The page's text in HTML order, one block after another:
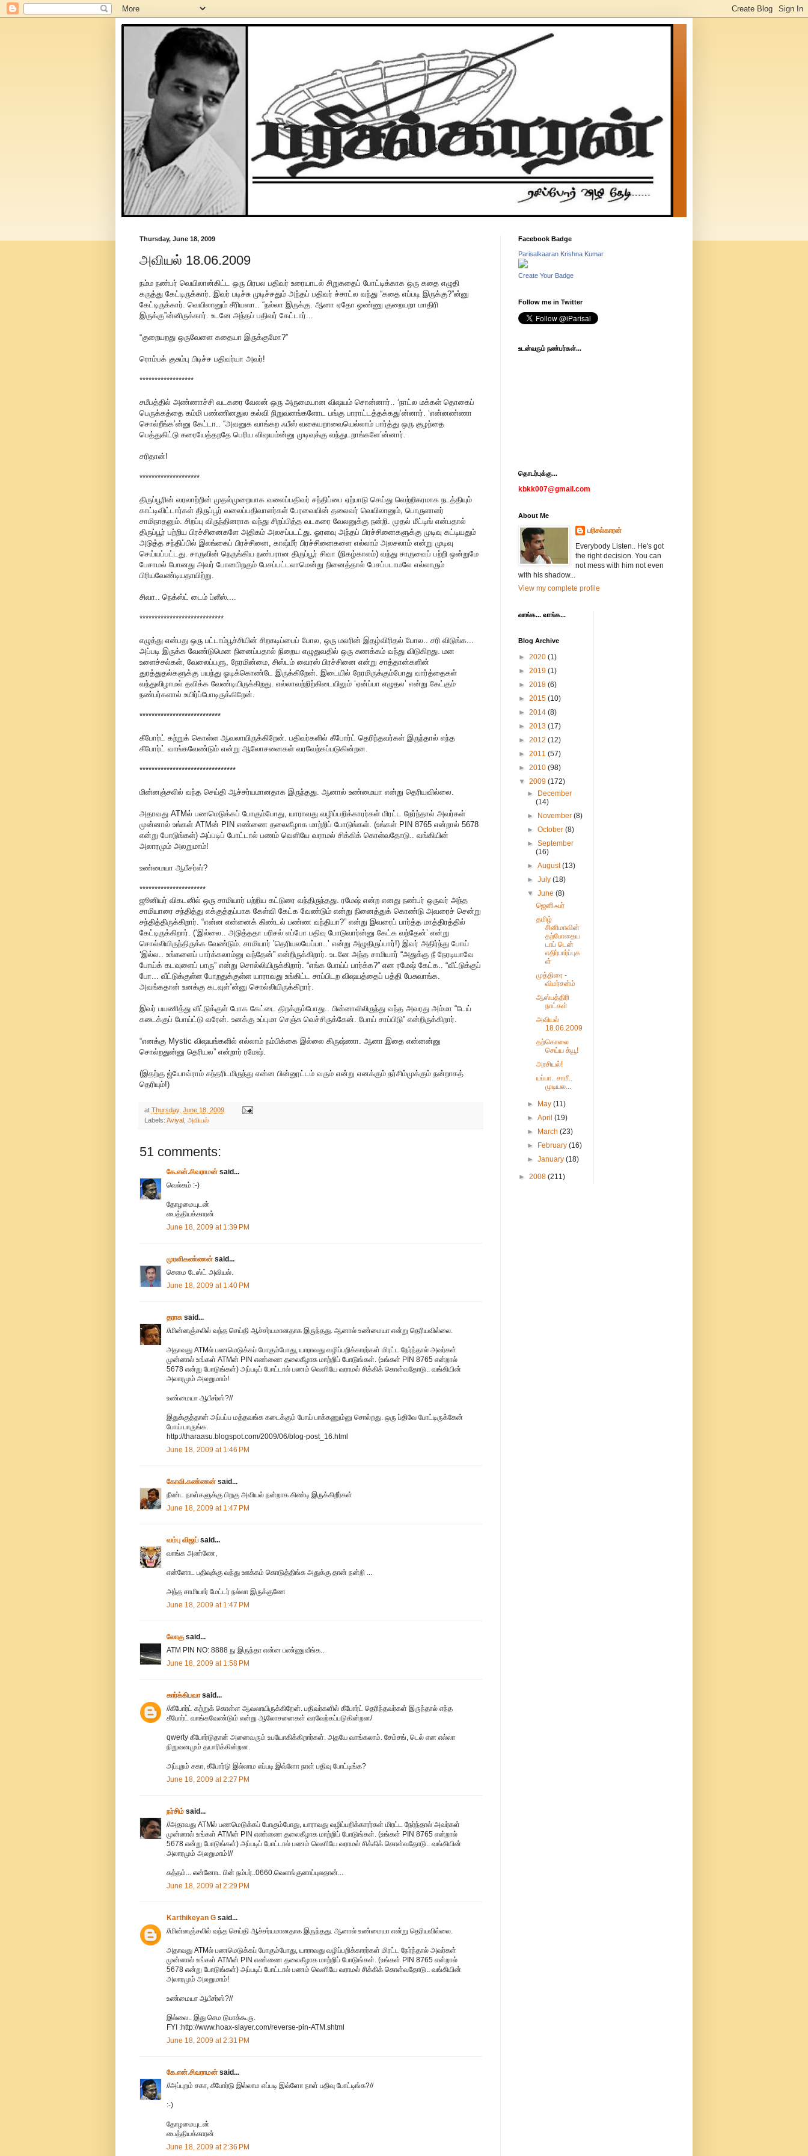
Thursday, June 18, 2009
அவியல் 18.06.2009
நம்ம நண்பர் வெயிலான்கிட்ட ஒரு பிரபல பதிவர் உரையாடல் சிறுகதைப் போட்டிக்காக ஒரு கதை எழுதி
கருத்து கேட்டிருக்கார். இவர் படிச்சு முடிச்சதும் அந்தப் பதிவர் ச்சாட்ல வந்து “கதை எப்படி இருக்கு?”ன்னு
கேட்டிருக்கார். வெயிலானும் சீரியஸா.. “நல்லா இருக்கு. ஆனா ஏதோ ஒண்ணு குறையறா மாதிரி
இருக்கு”ன்னிருக்கார். உடனே அந்தப் பதிவர் கேட்டார்...
“குறையறது ஒருவேளை கதையா இருக்குமோ?”
ரொம்பக் குசும்பு பிடிச்ச பதிவர்யா அவர்!
******************
சமீபத்தில் அண்ணாச்சி வடகரை வேலன் ஒரு அருமையான விஷயம் சொன்னார்.. ‘நாட்ல மக்கள் தொகைப்
பெருக்கத்தை கம்மி பண்ணினதுல கல்வி நிறுவனங்களோட பங்கு பாராட்டத்தக்கது’ன்னார். ‘என்னண்ணா
சொல்றீங்க’ன்னு கேட்டா.. “அவனுக வாங்கற ஃபீஸ் வகையறாவையெல்லாம் பார்த்து ஒரு குழந்தை
பெத்துகிட்டு கரையேத்தறதே பெரிய விஷயம்ன்னு முடிவுக்கு வந்துடறாங்களே’ன்னார்.
சரிதான்!
********************
திருப்பூரின் வரலாற்றின் முதல்முறையாக வலைப்பதிவர் சந்திப்பை ஏற்பாடு செய்து வெற்றிகரமாக நடத்தியும்
காட்டிவிட்டார்கள் திருப்பூர் வலைப்பதிவாளர்கள் பேரவையின் தலைவர் வெயிலானும், பொருளாளர்
சாமிநாதனும். சிறப்பு விருந்தினராக வந்து சிறப்பித்த வடகரை வேலனுக்கு நன்றி. முதல் மீட்டிங் என்பதால்
திருப்பூர் பற்றிய பிரச்சினைகளே அதிகம் அலசப்படட்து. ஓரளவு அந்தப் பிரச்சினைகளுக்கு முடிவு கட்டியதும்
அடுத்த சந்திப்பில் இலங்கைப் பிரச்சினை, காஷ்மீர் பிரச்சினைகளை எல்லாம் அலசலாம் என்று முடிவு
செய்யப்பட்டது. சாருவின் நெருங்கிய நண்பரான திருப்பூர் சிவா (நிகழ்காலம்) வந்து சாருவைப் பற்றி ஒன்றுமே
பேசாமல் போனது அவர் போனபிறகும் பேசப்பட்டலாமென்று நினைத்தால் பேசப்படாமலே எல்லாரும்
பிரியவேண்டியதாயிற்று.
சிவா.. நெக்ஸ்ட் டைம் ப்ளீஸ்....
****************************
எழுத்து என்பது ஒரு பட்டாம்பூச்சியின் சிறகடிப்பைப் போல, ஒரு மலரின் இதழ்விரிதல் போல.. சரி விடுங்க...
அப்படி இருக்க வேண்டுமென நினைப்பதால் நிறைய எழுதுவதில் ஒரு சுணக்கம் வந்து விடுகிறது. மன
உளைச்சல்கள், வேலைப்பளு, நேரமின்மை, சிஸ்டம் வைரஸ் பிரச்சினை என்று சாத்தான்களின்
துரத்துதல்களுக்கு பயந்து ஓடிக்கொண்டே இருக்கிறேன். இடையில் நேரமிருக்கும்போது வார்த்தைகள்
வந்துவிழாமல் தவிக்க வேண்டியிருக்கிறது. எல்லாவற்றிற்கிடையிலும் ‘ஏன்ப்பா எழுதல’ என்று கேட்கும்
நண்பர்களால் உயிர்ப்போடிருக்கிறேன்.
***************************
கீபோர்ட் கற்றுக் கொள்ள ஆவலாயிருக்கிறேன். பதிவர்களில் கீபோர்ட் தெரிந்தவர்கள் இருந்தால் எந்த
கீபோர்ட் வாங்கவேண்டும் என்று ஆலோசனைகள் வரவேற்கப்படுகின்றன.
********************************
மின்னஞ்சலில் வந்த செய்தி ஆச்சர்யமானதாக இருந்தது. ஆனால் உண்மையா என்று தெரியவில்லை.
அதாவது ATMல் பணமெடுக்கப் போகும்போது, யாராவது வழிப்பறிக்காரர்கள் மிரட்ட நேர்ந்தால் அவர்கள்
முன்னால் உங்கள் ATMன் PIN எண்ணை தலைகீழாக மாற்றிப் போடுங்கள். (உங்கள் PIN 8765 என்றால் 5678
என்று போடுங்கள்) அப்படிப் போட்டால் பணம் வெளியே வராமல் சிக்கிக் கொள்வதோடு.. வங்கியின்
அலாரமும் அலறுமாம்!
உண்மையா ஆபீசர்ஸ்?
**********************
ஜூனியர் விகடனில் ஒரு சாமியார் பற்றிய கட்டுரை வந்திருந்தது. ரமேஷ் என்ற எனது நண்பர் ஒருவர் அந்த
சாமியாரை சந்தித்து எக்குத்தப்பாக கேள்வி கேட்க வேண்டும் என்று நினைத்துக் கொண்டு அவரைச் சென்று
சந்தித்திருக்கிறார். “என்ன என்னைக் கிண்டல் பண்ண வந்தியா?” என்று இவரைப் பார்த்த மாத்திரத்தில்
கேட்டிருக்கிறார். (‘இல்லை.. அடுத்ததா பரிசல் எப்போ பதிவு போடுவார்ன்னு கேட்க வந்தேன்’ என்று
சொல்லியிருந்திருக்க வேண்டும். சாமியார் ’தெரியலயேப்பா..’ என்று அழுதிருப்பார்!) இவர் அதிர்ந்து போய்
‘இல்ல.. உங்களைப் பார்க்கலாம்னு வந்தேன்” என்றிருக்கிறார். உடனே அந்த சாமியார் “அதுக்கு நீ நேரடியாவே
போய்க் கடவுளைப் பாரு” என்று சொல்லியிருக்கிறார். “எங்க போய்ப் பார்க்க?” என ரமேஷ் கேட்க.. “வீட்டுக்குப்
போ... வீட்டுக்குள்ள போறதுக்குள்ள யாராவது உங்கிட்ட சாப்பிடற விஷயத்தைப் பத்தி பேசுவாங்க.
அவங்கதான் உனக்கு கடவுள்”ன்னு சொல்லியிருக்கிறார்.
இவர் பயணித்து வீட்டுக்குள் போக கேட்டை திறக்கும்போது.. பின்னாலிலிருந்து வந்த அவரது அம்மா “டேய்
கடைக்குப் போய்ட்டு வரேன். உனக்கு உப்புமா செஞ்சு வெச்சிருக்கேன். போய் சாப்பிடு” என்றிருக்கிறார்.
“எனக்கு Mystic விஷயங்களில் எல்லாம் நம்பிக்கை இல்லை கிருஷ்ணா. ஆனா இதை என்னன்னு
சொல்றதுன்னு தெரியல” என்றார் ரமேஷ்.
(இதற்கு ஜ்யோவ்ராம் சுந்தரிடமிருந்து என்ன பின்னூட்டம் வரும் என்று எனக்கும் நர்சிம்முக்கும் நன்றாகத்
தெரியும்!)
at Thursday, June 18, 2009
Labels: Aviyal அவியல்
51 comments:
கே.என்.சிவராமன் said...
வெல்கம் :-)
தோழமையுடன்
பைத்தியக்காரன்
June 18, 2009 at 1:39 PM
முரளிகண்ணன் said...
செமை டேஸ்ட் அவியல்.
June 18, 2009 at 1:40 PM
தராசு said...
//மின்னஞ்சலில் வந்த செய்தி ஆச்சர்யமானதாக இருந்தது. ஆனால் உண்மையா என்று தெரியவில்லை.
அதாவது ATMல் பணமெடுக்கப் போகும்போது, யாராவது வழிப்பறிக்காரர்கள் மிரட்ட நேர்ந்தால் அவர்கள்
முன்னால் உங்கள் ATMன் PIN எண்ணை தலைகீழாக மாற்றிப் போடுங்கள். (உங்கள் PIN 8765 என்றால்
5678 என்று போடுங்கள்) அப்படிப் போட்டால் பணம் வெளியே வராமல் சிக்கிக் கொள்வதோடு.. வங்கியின்
அலாரமும் அலறுமாம்!
உண்மையா ஆபீசர்ஸ்?//
இதுக்குத்தான் அப்பப்ப மத்தவங்க கடைக்கும் போய் பாக்கணும்னு சொல்றது. ஒரு ப்திவே போட்டிருக்கேன்
போய் பாருங்க.
http://tharaasu.blogspot.com/2009/06/blog-post_16.html
June 18, 2009 at 1:46 PM
கோவி.கண்ணன் said...
நீண்ட நாள்களுக்கு பிறகு அவியல் நன்றாக கிண்டி இருக்கிறீர்கள்
June 18, 2009 at 1:47 PM
வம்பு விஜய் said...
வாங்க அண்ணே,
என்னோட பதிவுக்கு வந்து ஊக்கம் கொடுத்திங்க அதுக்கு தான் நன்றி ...
அந்த சாமியார் மேட்டர் நல்லா இருக்குணே
June 18, 2009 at 1:47 PM
லோகுsaid...
ATM PIN NO: 8888 நு இருந்தா என்ன பண்ணுவீங்க..
June 18, 2009 at 1:58 PM
கார்க்கிபவாsaid...
//கீபோர்ட் கற்றுக் கொள்ள ஆவலாயிருக்கிறேன். பதிவர்களில் கீபோர்ட் தெரிந்தவர்கள் இருந்தால் எந்த
கீபோர்ட் வாங்கவேண்டும் என்று ஆலோசனைகள் வரவேற்கப்படுகின்றன/
qwerty கீபோர்டுதான் அனைவரும் உபயோகிக்கிறார்கள். அதயே வாங்கலாம். சேம்சங், டெல் என எல்லா
நிறுவனமும் தயாரிக்கின்றன.
அப்புறம் சகா, கீபோர்டு இல்லாம எப்படி இவ்ளோ நாள் பதிவு போட்டிங்க?
June 18, 2009 at 2:27 PM
நர்சிம் said...
//அதாவது ATMல் பணமெடுக்கப் போகும்போது, யாராவது வழிப்பறிக்காரர்கள் மிரட்ட நேர்ந்தால் அவர்கள்
முன்னால் உங்கள் ATMன் PIN எண்ணை தலைகீழாக மாற்றிப் போடுங்கள். (உங்கள் PIN 8765 என்றால்
5678 என்று போடுங்கள்) அப்படிப் போட்டால் பணம் வெளியே வராமல் சிக்கிக் கொள்வதோடு.. வங்கியின்
அலாரமும் அலறுமாம்!//
சுத்தம்... என்னோட பின் நம்பர்..0660.வெளங்குனாப்புலதான்...
June 18, 2009 at 2:29 PM
Karthikeyan G said...
//மின்னஞ்சலில் வந்த செய்தி ஆச்சர்யமானதாக இருந்தது. ஆனால் உண்மையா என்று தெரியவில்லை.
அதாவது ATMல் பணமெடுக்கப் போகும்போது, யாராவது வழிப்பறிக்காரர்கள் மிரட்ட நேர்ந்தால் அவர்கள்
முன்னால் உங்கள் ATMன் PIN எண்ணை தலைகீழாக மாற்றிப் போடுங்கள். (உங்கள் PIN 8765 என்றால்
5678 என்று போடுங்கள்) அப்படிப் போட்டால் பணம் வெளியே வராமல் சிக்கிக் கொள்வதோடு.. வங்கியின்
அலாரமும் அலறுமாம்!
உண்மையா ஆபீசர்ஸ்?//
இல்லை.. இது செம டுபாக்கூரு.
FYI :http://www.hoax-slayer.com/reverse-pin-ATM.shtml
June 18, 2009 at 2:31 PM
கே.என்.சிவராமன் said...
//அப்புறம் சகா, கீபோர்டு இல்லாம எப்படி இவ்ளோ நாள் பதிவு போட்டிங்க?//
:-)
தோழமையுடன்
பைத்தியக்காரன்
June 18, 2009 at 2:36 PM
Facebook Badge
Parisalkaaran Krishna Kumar
Create Your Badge
Follow me in Twitter
உடன்வரும் நண்பர்கள்...
தொடர்புக்கு...
kbkk007@gmail.com
About Me
பரிசல்காரன்
Everybody Listen.. He's got
the right decision. You can
not mess with him not even
with his shadow...
View my complete profile
வாங்க... வாங்க...
Blog Archive
► 2020 (1)
► 2019 (1)
► 2018 (6)
► 2015 (10)
► 2014 (8)
► 2013 (17)
► 2012 (12)
► 2011 (57)
► 2010 (98)
▼ 2009 (172)
►
December
(14)
►
November(8)
►October(8)
►September
(16)
►August(13)
►July(18)
▼June(8)
ஜெனிஃபர்
தமிழ்
சினிமாவின்
தற்போதைய
டாப் டென்
எதிர்பார்ப்புக
ள்
முத்திரை -
விமர்சன்ம்
ஆஸ்பத்திரி
நாட்கள்
அவியல்
18.06.2009
தற்கொலை
செய்ய க்யூ!
அரசியல்!
யப்பா.. சாமீ..
முடியல...
► May(11)
►April(19)
►
March(23)
►
February(16)
►January(18)
► 2008 (211)